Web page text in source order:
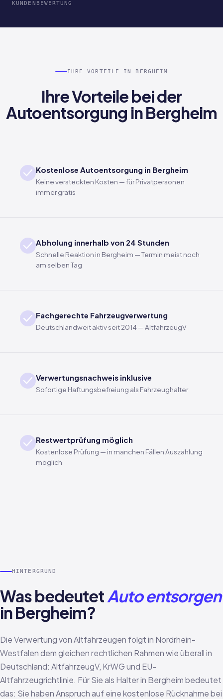
KUNDENBEWERTUNG
IHRE VORTEILE IN BERGHEIM
Ihre Vorteile bei der
Autoentsorgung in Bergheim
Kostenlose Autoentsorgung in Bergheim
Keine versteckten Kosten — für Privatpersonen
immer gratis
Abholung innerhalb von 24 Stunden
Schnelle Reaktion in Bergheim — Termin meist noch
am selben Tag
Fachgerechte Fahrzeugverwertung
Deutschlandweit aktiv seit 2014 — AltfahrzeugV
Verwertungsnachweis inklusive
Sofortige Haftungsbefreiung als Fahrzeughalter
Restwertprüfung möglich
Kostenlose Prüfung — in manchen Fällen Auszahlung
möglich
HINTERGRUND
Was bedeutetAuto entsorgen
in Bergheim?
Die Verwertung von Altfahrzeugen folgt in Nordrhein-
Westfalen dem gleichen rechtlichen Rahmen wie überall in
Deutschland: AltfahrzeugV, KrWG und EU-
Altfahrzeugrichtlinie. Für Sie als Halter in Bergheim bedeutet
das: Sie haben Anspruch auf eine kostenlose Rücknahme bei